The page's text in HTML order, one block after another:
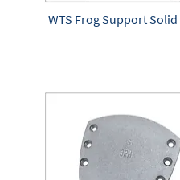
WTS Frog Support